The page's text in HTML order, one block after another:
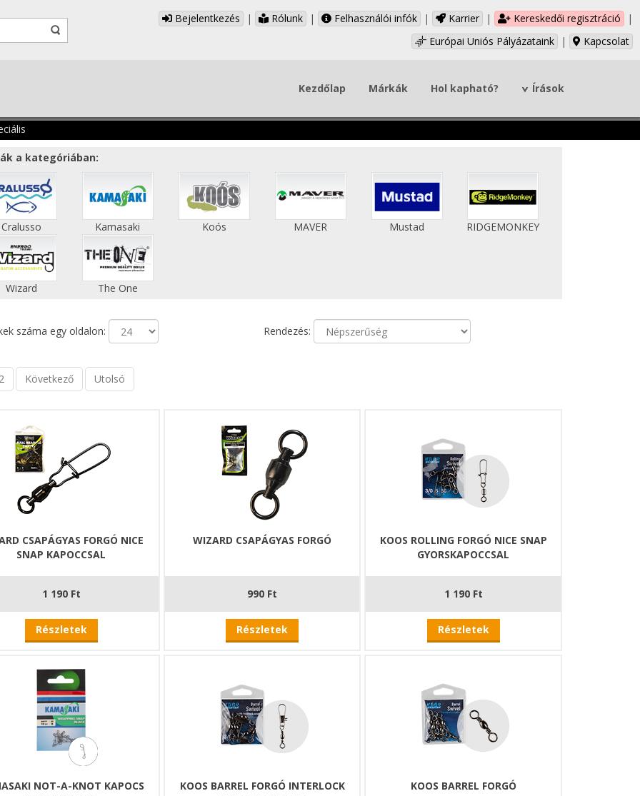
Bejelentkezés | Rólunk | Felhasználói infók | Karrier | Kereskedői regisztráció
|
Európai Uniós Pályázataink
| Kapcsolat
Kezdőlap Márkák Hol kapható? Írások
a kategóriában:
Cralusso Kamasaki Koós MAVER Mustad RIDGEMONKEY
Wizard The One
száma egy oldalon: Rendezés:
Következő Utolsó
CSAPÁGYAS FORGÓ NICE
SNAP KAPOCCSAL
1 190 Ft
Részletek
WIZARD CSAPÁGYAS FORGÓ
990 Ft
Részletek
KOOS ROLLING FORGÓ NICE SNAP
GYORSKAPOCCSAL
1 190 Ft
Részletek
NOT-A-KNOT KAPOCS
KOOS BARREL FORGÓ INTERLOCK
KOOS BARREL FORGÓ